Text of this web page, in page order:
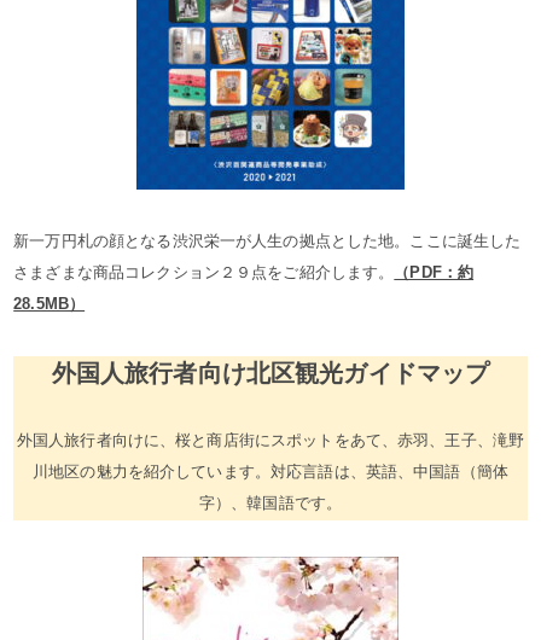
新一万円札の顔となる渋沢栄一が人生の拠点とした地。ここに誕生した
さまざまな商品コレクション２９点をご紹介します。
（PDF：約
28.5MB）
外国人旅行者向け北区観光ガイドマップ
外国人旅行者向けに、桜と商店街にスポットをあて、赤羽、王子、滝野
川地区の魅力を紹介しています。対応言語は、英語、中国語（簡体
字）、韓国語です。